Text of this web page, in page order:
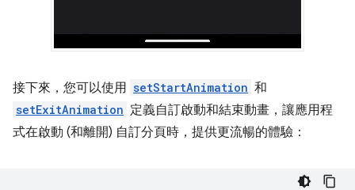
接下來，您可以使用 setStartAnimation 和
setExitAnimation 定義自訂啟動和結束動畫，讓應用程
式在啟動 (和離開) 自訂分頁時，提供更流暢的體驗：